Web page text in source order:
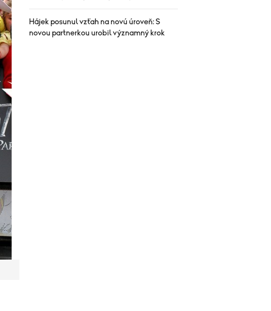
Hájek posunul vzťah na novú úroveň: S
novou partnerkou urobil významný krok